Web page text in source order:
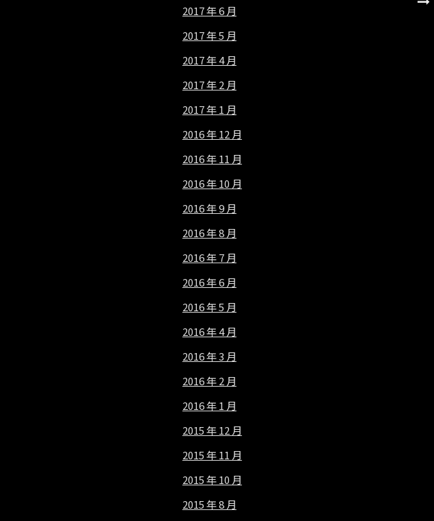
2017 年 6 月
2017 年 5 月
2017 年 4 月
2017 年 2 月
2017 年 1 月
2016 年 12 月
2016 年 11 月
2016 年 10 月
2016 年 9 月
2016 年 8 月
2016 年 7 月
2016 年 6 月
2016 年 5 月
2016 年 4 月
2016 年 3 月
2016 年 2 月
2016 年 1 月
2015 年 12 月
2015 年 11 月
2015 年 10 月
2015 年 8 月